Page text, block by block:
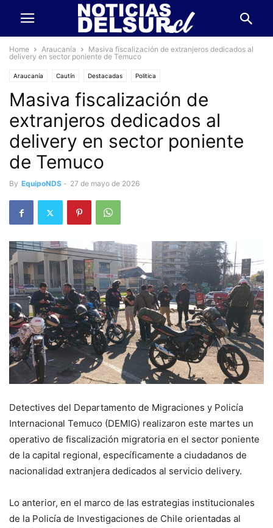
Home Araucanía
Masiva fiscalización de extranjeros dedicados al
delivery en sector poniente de Temuco
Araucanía Cautín Destacadas Politica
Masiva fiscalización de
extranjeros dedicados al
delivery en sector poniente
de Temuco
By EquipoNDS - 27 de mayo de 2026
Detectives del Departamento de Migraciones y Policía
Internacional Temuco (DEMIG) realizaron este martes un
operativo de fiscalización migratoria en el sector poniente
de la capital regional, específicamente a ciudadanos de
nacionalidad extranjera dedicados al servicio delivery.
Lo anterior, en el marco de las estrategias institucionales
de la Policía de Investigaciones de Chile orientadas al